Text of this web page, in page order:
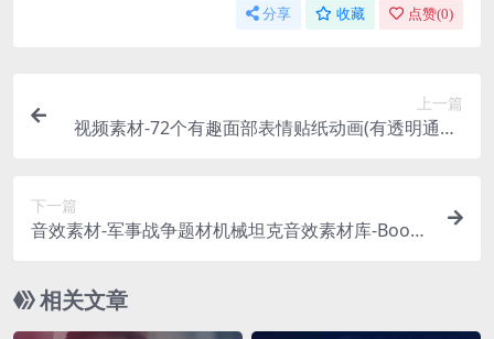
分享 收藏 点赞(0)
上一篇
视频素材-72个有趣面部表情贴纸动画(有透明通道)
下一篇
音效素材-军事战争题材机械坦克音效素材库-Boom
相关文章